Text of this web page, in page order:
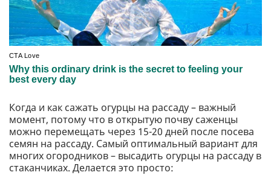
Когда и как сажать огурцы на рассаду – важный
момент, потому что в открытую почву саженцы
можно перемещать через 15-20 дней после посева
семян на рассаду. Самый оптимальный вариант для
многих огородников – высадить огурцы на рассаду в
стаканчиках. Делается это просто: